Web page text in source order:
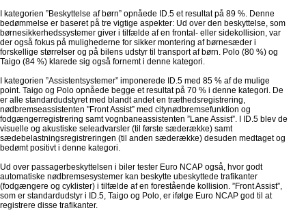
I kategorien ”Beskyttelse af børn” opnåede ID.5 et resultat på 89 %. Denne
bedømmelse er baseret på tre vigtige aspekter: Ud over den beskyttelse, som
børnesikkerhedssystemer giver i tilfælde af en frontal- eller sidekollision, var
der også fokus på mulighederne for sikker montering af børnesæder i
forskellige størrelser og på bilens udstyr til transport af børn. Polo (80 %) og
Taigo (84 %) klarede sig også fornemt i denne kategori.
I kategorien ”Assistentsystemer” imponerede ID.5 med 85 % af de mulige
point. Taigo og Polo opnåede begge et resultat på 70 % i denne kategori. De
er alle standardudstyret med blandt andet en træthedsregistrering,
nødbremseassistenten "Front Assist” med citynødbremsefunktion og
fodgængerregistrering samt vognbaneassistenten ”Lane Assist”. I ID.5 blev de
visuelle og akustiske seleadvarsler (til første sæderække) samt
sædebelastningsregistreringen (til anden sæderække) desuden medtaget og
bedømt positivt i denne kategori.
Ud over passagerbeskyttelsen i biler tester Euro NCAP også, hvor godt
automatiske nødbremsesystemer kan beskytte ubeskyttede trafikanter
(fodgængere og cyklister) i tilfælde af en forestående kollision. ”Front Assist”,
som er standardudstyr i ID.5, Taigo og Polo, er ifølge Euro NCAP god til at
registrere disse trafikanter.